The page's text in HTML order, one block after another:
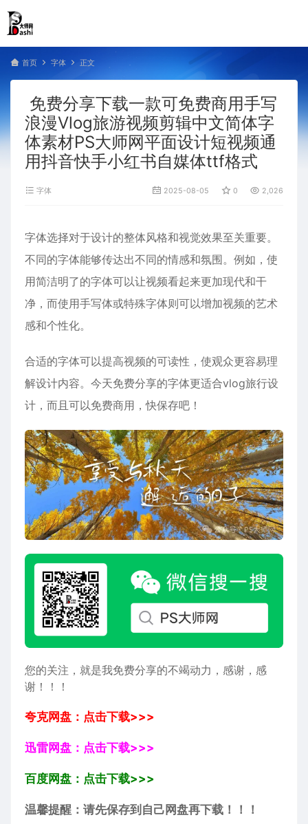
首页 字体 正文
免费分享下载一款可免费商用手写
浪漫Vlog旅游视频剪辑中文简体字
体素材PS大师网平面设计短视频通
用抖音快手小红书自媒体ttf格式
字体 2025-08-05 0 2,026
字体选择对于设计的整体风格和视觉效果至关重要。
不同的字体能够传达出不同的情感和氛围。例如，使
用简洁明了的字体可以让视频看起来更加现代和干
净，而使用手写体或特殊字体则可以增加视频的艺术
感和个性化‌。
合适的字体可以提高视频的可读性，使观众更容易理
解设计内容。今天免费分享的字体更适合vlog旅行设
计，而且可以免费商用，快保存吧！
您的关注，就是我免费分享的不竭动力，感谢，感
谢！！！
夸克网盘：点击下载>>>
迅雷网盘：点击下载>>>
百度网盘：点击下载>>>
温馨提醒：请先保存到自己网盘再下载！！！